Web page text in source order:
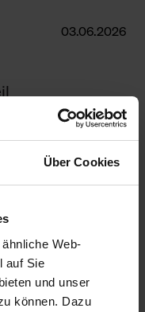
Über Cookies
Web-
auf Sie
und unser
können. Dazu
03.06.2026